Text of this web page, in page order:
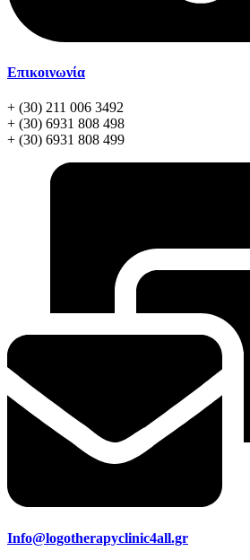
Επικοινωνία
+ (30) 211 006 3492
+ (30) 6931 808 498
+ (30) 6931 808 499
Info@logotherapyclinic4all.gr